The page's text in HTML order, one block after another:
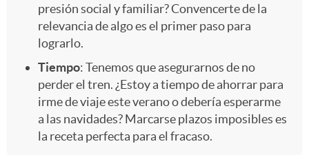
presión social y familiar? Convencerte de la
relevancia de algo es el primer paso para
lograrlo.
Tiempo: Tenemos que asegurarnos de no
perder el tren. ¿Estoy a tiempo de ahorrar para
irme de viaje este verano o debería esperarme
a las navidades? Marcarse plazos imposibles es
la receta perfecta para el fracaso.